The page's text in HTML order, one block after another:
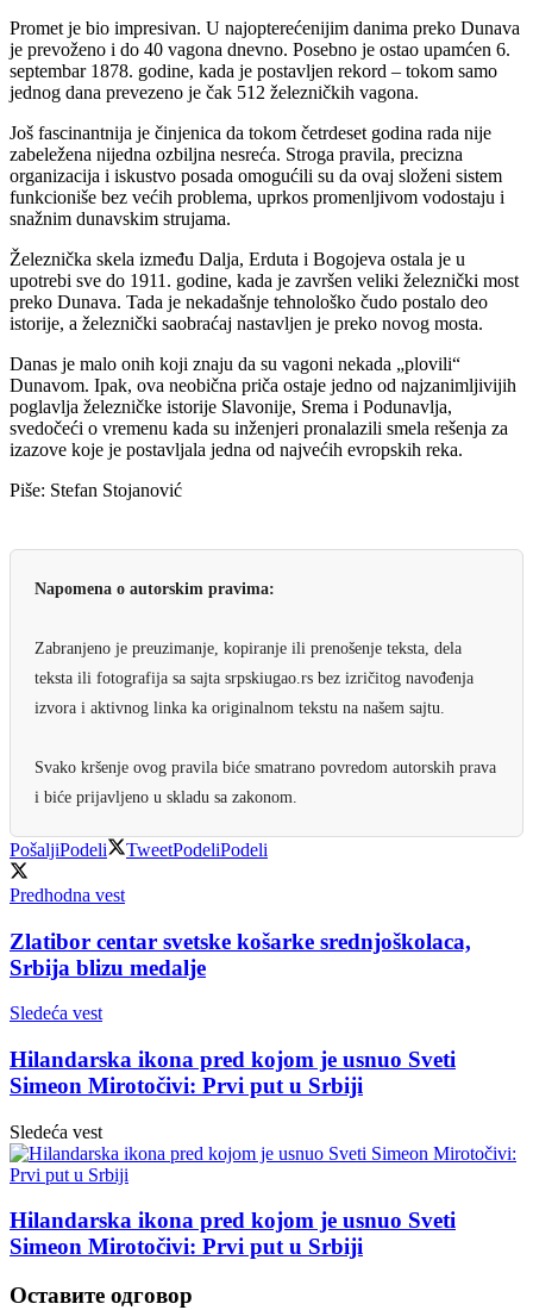
Promet je bio impresivan. U najopterećenijim danima preko Dunava
je prevoženo i do 40 vagona dnevno. Posebno je ostao upamćen 6.
septembar 1878. godine, kada je postavljen rekord – tokom samo
jednog dana prevezeno je čak 512 železničkih vagona.
Još fascinantnija je činjenica da tokom četrdeset godina rada nije
zabeležena nijedna ozbiljna nesreća. Stroga pravila, precizna
organizacija i iskustvo posada omogućili su da ovaj složeni sistem
funkcioniše bez većih problema, uprkos promenljivom vodostaju i
snažnim dunavskim strujama.
Železnička skela između Dalja, Erduta i Bogojeva ostala je u
upotrebi sve do 1911. godine, kada je završen veliki železnički most
preko Dunava. Tada je nekadašnje tehnološko čudo postalo deo
istorije, a železnički saobraćaj nastavljen je preko novog mosta.
Danas je malo onih koji znaju da su vagoni nekada „plovili“
Dunavom. Ipak, ova neobična priča ostaje jedno od najzanimljivijih
poglavlja železničke istorije Slavonije, Srema i Podunavlja,
svedočeći o vremenu kada su inženjeri pronalazili smela rešenja za
izazove koje je postavljala jedna od najvećih evropskih reka.
Piše: Stefan Stojanović
Napomena o autorskim pravima:
Zabranjeno je preuzimanje, kopiranje ili prenošenje teksta, dela
teksta ili fotografija sa sajta srpskiugao.rs bez izričitog navođenja
izvora i aktivnog linka ka originalnom tekstu na našem sajtu.
Svako kršenje ovog pravila biće smatrano povredom autorskih prava
i biće prijavljeno u skladu sa zakonom.
PošaljiPodeli TweetPodeliPodeli
Predhodna vest
Zlatibor centar svetske košarke srednjoškolaca,
Srbija blizu medalje
Sledeća vest
Hilandarska ikona pred kojom je usnuo Sveti
Simeon Mirotočivi: Prvi put u Srbiji
Sledeća vest
Hilandarska ikona pred kojom je usnuo Sveti
Simeon Mirotočivi: Prvi put u Srbiji
Оставите одговор